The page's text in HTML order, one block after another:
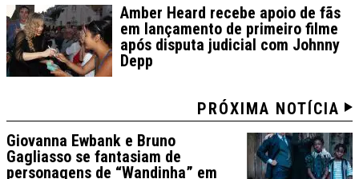
Amber Heard recebe apoio de fãs
em lançamento de primeiro filme
após disputa judicial com Johnny
Depp
PRÓXIMA NOTÍCIA
Giovanna Ewbank e Bruno
Gagliasso se fantasiam de
personagens de “Wandinha” em